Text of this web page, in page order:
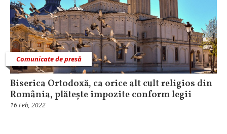
Comunicate de presă
Biserica Ortodoxă, ca orice alt cult religios din
România, plătește impozite conform legii
16 Feb, 2022